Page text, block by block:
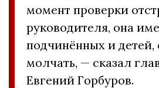
момент проверки
руководителя, она
подчинённых и детей,
молчать, — сказал
Евгений Горбуров.